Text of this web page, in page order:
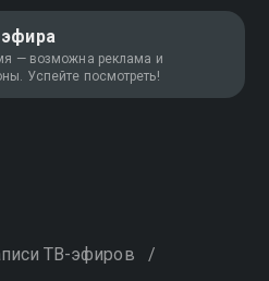
— возможна реклама и
Успейте посмотреть!
ТВ-эфиров /